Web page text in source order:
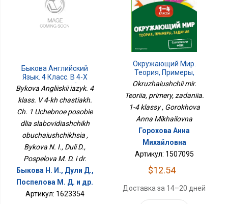
Быкова Английский
Язык. 4 Класс. В 4-Х
Частях. Ч. 1 Учебное
Пособие Для
Слабовидящих
Обучающихся
Bykova Angliiskii iazyk. 4
klass. V 4-kh chastiakh.
Ch. 1 Uchebnoe posobie
dlia slabovidiashchikh
obuchaiushchikhsia ,
Bykova N. I., Duli D.,
Pospelova M. D. i dr.
Быкова Н. И., Дули Д.,
Поспелова М. Д. и др.
Артикул: 1623354
Окружающий Мир.
Теория, Примеры,
Задания. 1-4 Классы
Okruzhaiushchii mir.
Teoriia, primery, zadaniia.
1-4 klassy , Gorokhova
Anna Mikhailovna
Горохова Анна
Михайловна
Артикул: 1507095
$12.54
Доставка за 14–20 дней